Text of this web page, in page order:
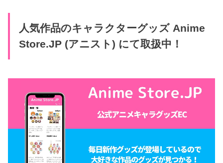
人気作品のキャラクターグッズ Anime
Store.JP (アニスト) にて取扱中！